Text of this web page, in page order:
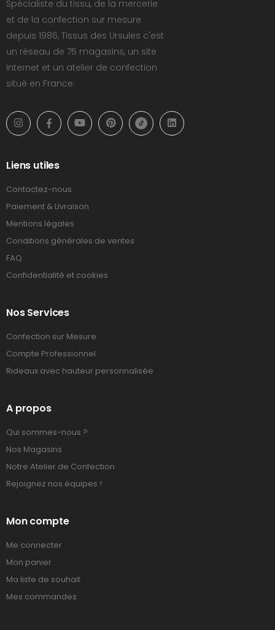
Spécialiste du tissu, de la mercerie
et de la confection sur mesure
depuis 1986, Tissus des Ursules c'est
un réseau de 75 magasins, un site
Internet et un atelier de confection
situé en France.
Liens utiles
Contactez-nous
Paiement & Livraison
Mentions légales
Conditions générales de ventes
FAQ
Confidentialité et cookies
Nos Services
Confection sur Mesure
Compte Professionnel
Rideaux avec hauteur personnalisée
A propos
Qui sommes-nous ?
Nos Magasins
Notre Atelier de Confection
Rejoignez nos équipes !
Mon compte
Me connecter
Mon panier
Ma liste de souhait
Mes commandes